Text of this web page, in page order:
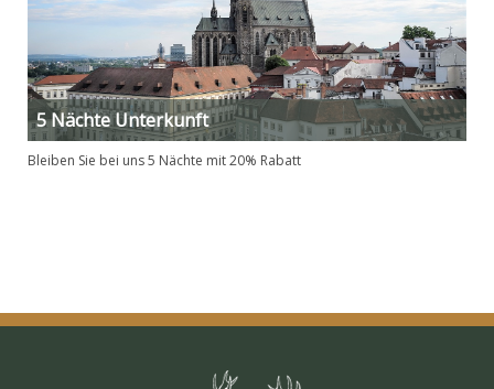
5 Nächte Unterkunft
Bleiben Sie bei uns 5 Nächte mit 20% Rabatt